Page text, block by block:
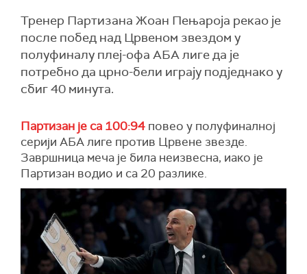
Тренер Партизана Жоан Пењароја рекао је
после побед над Црвеном звездом у
полуфиналу плеј-офа АБА лиге да је
потребно да црно-бели играју подједнако у
сбиг 40 минута.
Партизан је са 100:94 повео у полуфиналној
серији АБА лиге против Црвене звезде.
Завршница меча је била неизвесна, иако је
Партизан водио и са 20 разлике.